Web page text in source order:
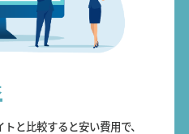
と比較すると安い費用で、